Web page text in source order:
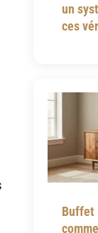
un
ces
Buffet